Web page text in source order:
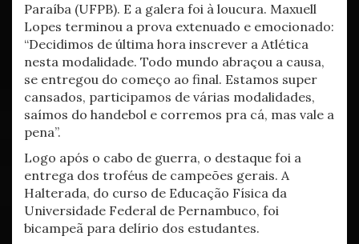
Paraíba (UFPB). E a galera foi à loucura. Maxuell
Lopes terminou a prova extenuado e emocionado:
“Decidimos de última hora inscrever a Atlética
nesta modalidade. Todo mundo abraçou a causa,
se entregou do começo ao final. Estamos super
cansados, participamos de várias modalidades,
saímos do handebol e corremos pra cá, mas vale a
pena”.
Logo após o cabo de guerra, o destaque foi a
entrega dos troféus de campeões gerais. A
Halterada, do curso de Educação Física da
Universidade Federal de Pernambuco, foi
bicampeã para delírio dos estudantes.